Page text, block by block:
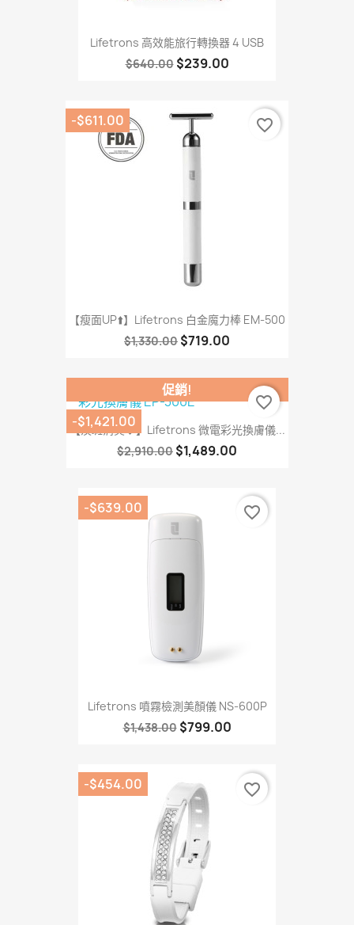
Lifetrons 高效能旅行轉換器 4 USB
$640.00 $239.00
【瘦面UP⬆️】Lifetrons 白金魔力棒 EM-500
$1,330.00 $719.00
-$611.00 favorite_border
【淡斑消炎💎】Lifetrons 微電彩光換膚儀...
$2,910.00 $1,489.00
促銷!
-$1,421.00
favorite_border
Lifetrons 噴霧檢測美顏儀 NS-600P
$1,438.00 $799.00
-$639.00 favorite_border
-$454.00 favorite_border